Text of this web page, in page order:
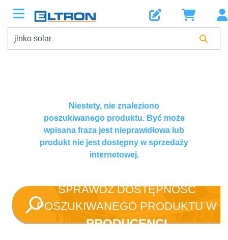
Niestety, nie znaleziono
poszukiwanego produktu. Być może
wpisana fraza jest nieprawidłowa lub
produkt nie jest dostępny w sprzedaży
internetowej.
SPRAWDŹ DOSTĘPNOŚĆ
POSZUKIWANEGO PRODUKTU W
PRODUCENCI